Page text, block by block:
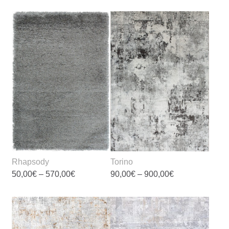
Rhapsody
50,00€ – 570,00€Preisspanne:
570,00€
Produkt
weist
Torino
90,00€ – 900,00€Preisspanne:
900,00€
Produkt
weist